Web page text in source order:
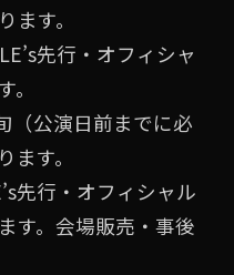
す。
先⾏・オフィシャ
（公演日前までに必
す。
先行・オフィシャル
す。会場販売・事後